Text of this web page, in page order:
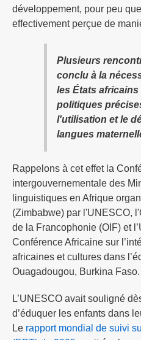
développement, pour peu
effectivement perçue de
Plusieurs
conclu à la
les États africains
politiques
l'utilisation et le
langues
Rappelons à cet effet la
intergouvernementale des
linguistiques en Afrique
(Zimbabwe) par l'UNESCO,
de la Francophonie (OIF) et
Conférence Africaine sur
africaines et cultures dans
Ouagadougou, Burkina Faso.
L’UNESCO avait souligné
d’éduquer les enfants dans
Le rapport mondial de suivi